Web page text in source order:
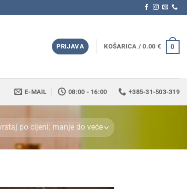
PRIJAVA KOŠARICA /0.00 € 0
E-MAIL 08:00 - 16:00 +385-31-503-319